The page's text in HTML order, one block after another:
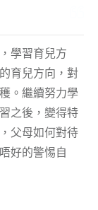
學習育兒方
育兒方向，對
。繼續努力學
之後，變得特
父母如何對待
好的警惕自